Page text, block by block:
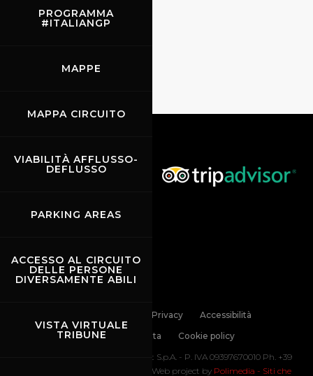
PROGRAMMA
#ITALIANGP
MAPPE
MAPPA CIRCUITO
VIABILITÀ AFFLUSSO-
DEFLUSSO
PARKING AREAS
ACCESSO AL CIRCUITO
DELLE PERSONE
DIVERSAMENTE ABILI
VISTA VIRTUALE
TRIBUNE
Privacy
Accessibilità
Codice di Condotta
Cookie policy
2026 Mugello Circuit S.p.A. - P. IVA 09397670010 Ph. +39
0558499111- All Rights Reserved | Web project by Polimedia - Siti che